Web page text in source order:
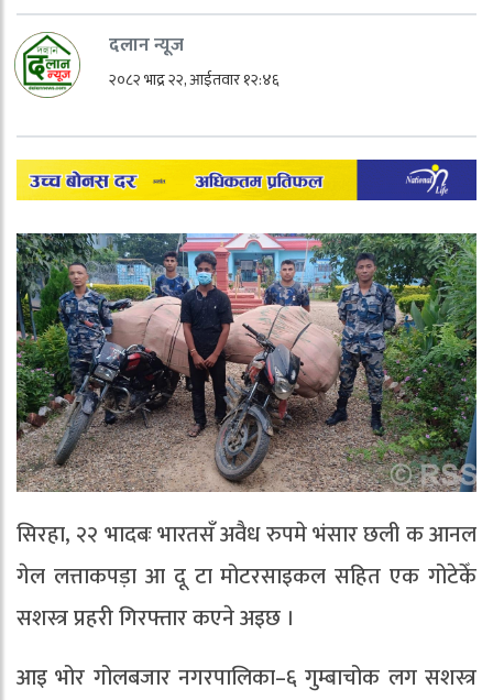
दलान न्यूज
२०८२ भाद्र २२, आईतवार १२:४६
सिरहा, २२ भादबः भारतसँ अवैध रुपमे भंसार छली क आनल
गेल लत्ताकपड़ा आ दू टा मोटरसाइकल सहित एक गोटेकेँ
सशस्त्र प्रहरी गिरफ्तार कएने अइछ ।
आइ भोर गोलबजार नगरपालिका–६ गुम्बाचोक लग सशस्त्र